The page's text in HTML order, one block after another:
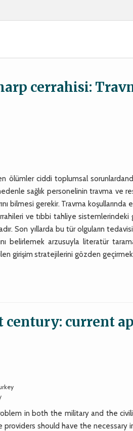
cerrahisi:
ölümler ciddi toplumsal
sağlık personelinin travma ve
bilmesi gerekir. Travma koşullarında
ve tıbbi tahliye
Son yıllarda bu tür olguların
belirlemek arzusuyla literatür
girişim stratejilerini gözden
century: current
in both the military and the
should have the necessary